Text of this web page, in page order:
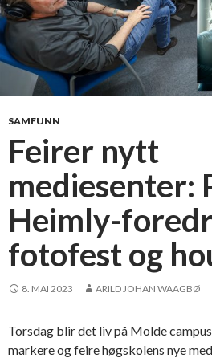
SAMFUNN
Feirer nytt
mediesenter:
Heimly-
fotofest og
8. MAI 2023 ARILD JOHAN WAAGBØ
Torsdag blir det liv på Molde
markere og feire høgskolens nye